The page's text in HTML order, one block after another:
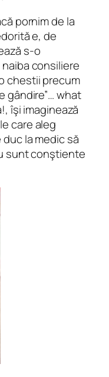
pornim de la
e, de
s-o
consiliere
chestii precum
gândire”… what
îşi imaginează
care aleg
la medic să
sunt conştiente